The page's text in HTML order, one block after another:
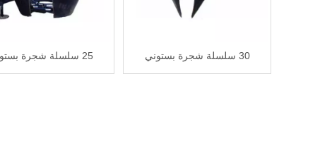
25 سلسلة شجرة بستوني 30 سلسلة شجرة بستوني